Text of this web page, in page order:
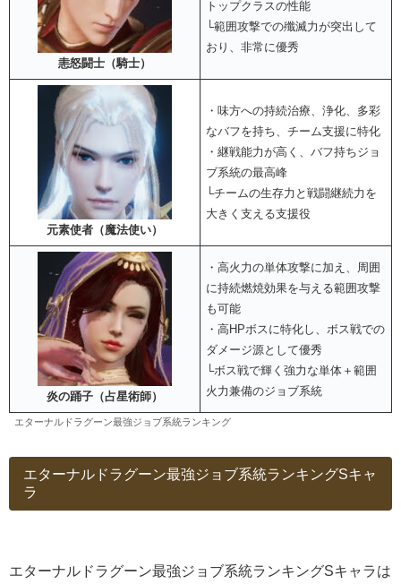
恚怒闘士（騎士）
トップクラスの性能
└範囲攻撃での殲滅力が突出して
おり、非常に優秀
元素使者（魔法使い）
・味方への持続治療、浄化、多彩
なバフを持ち、チーム支援に特化
・継戦能力が高く、バフ持ちジョ
ブ系統の最高峰
└チームの生存力と戦闘継続力を
大きく支える支援役
炎の踊子（占星術師）
・高火力の単体攻撃に加え、周囲
に持続燃焼効果を与える範囲攻撃
も可能
・高HPボスに特化し、ボス戦での
ダメージ源として優秀
└ボス戦で輝く強力な単体＋範囲
火力兼備のジョブ系統
エターナルドラグーン最強ジョブ系統ランキング
エターナルドラグーン最強ジョブ系統ランキングSキャ
ラ
エターナルドラグーン最強ジョブ系統ランキングSキャラは